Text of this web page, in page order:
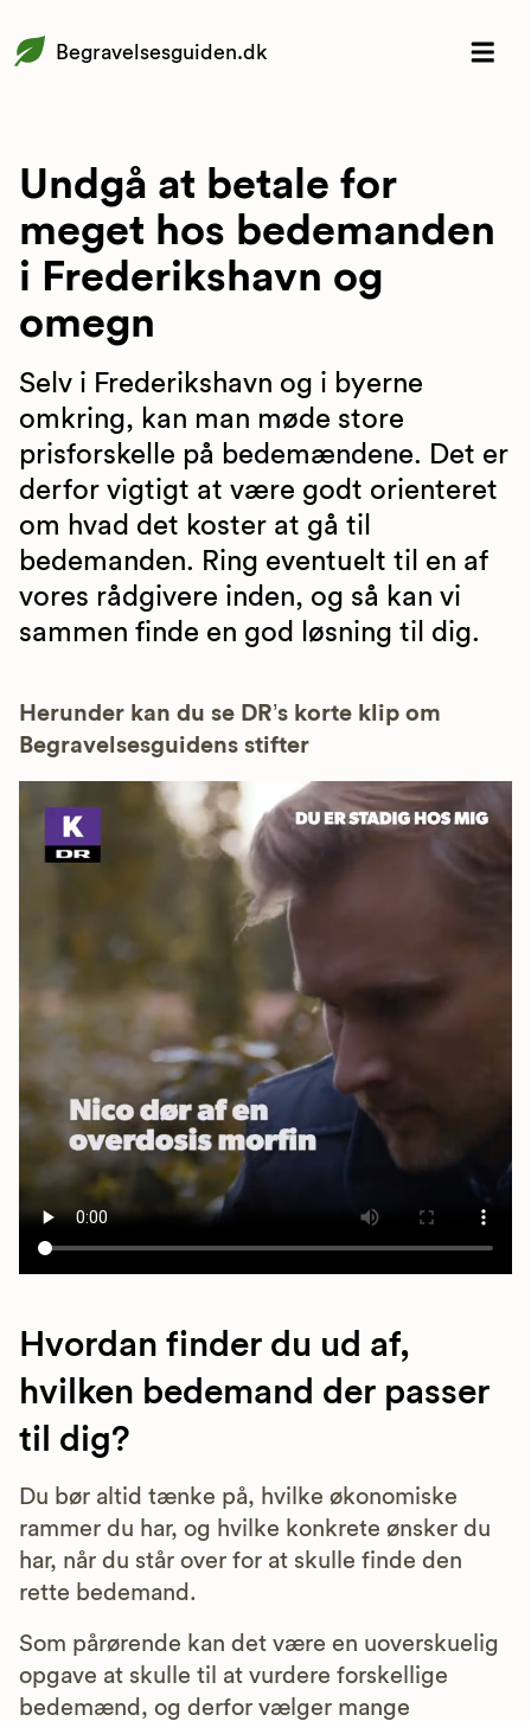
Begravelsesguiden.dk
Undgå at betale for
meget hos bedemanden
i Frederikshavn og
omegn
Selv i Frederikshavn og i byerne
omkring, kan man møde store
prisforskelle på bedemændene. Det er
derfor vigtigt at være godt orienteret
om hvad det koster at gå til
bedemanden. Ring eventuelt til en af
vores rådgivere inden, og så kan vi
sammen finde en god løsning til dig.
Herunder kan du se DR’s korte klip om
Begravelsesguidens stifter
Hvordan finder du ud af,
hvilken bedemand der passer
til dig?
Du bør altid tænke på, hvilke økonomiske
rammer du har, og hvilke konkrete ønsker du
har, når du står over for at skulle finde den
rette bedemand.
Som pårørende kan det være en uoverskuelig
opgave at skulle til at vurdere forskellige
bedemænd, og derfor vælger mange